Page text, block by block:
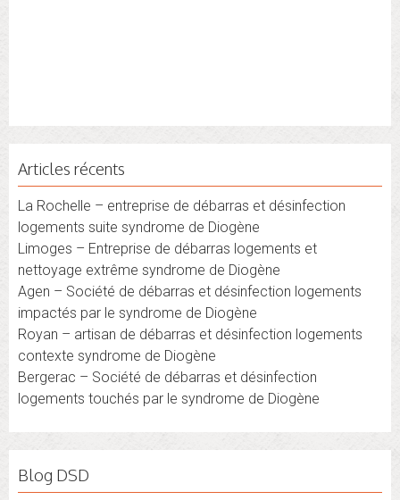
Articles récents
La Rochelle – entreprise de débarras et désinfection
logements suite syndrome de Diogène
Limoges – Entreprise de débarras logements et
nettoyage extrême syndrome de Diogène
Agen – Société de débarras et désinfection logements
impactés par le syndrome de Diogène
Royan – artisan de débarras et désinfection logements
contexte syndrome de Diogène
Bergerac – Société de débarras et désinfection
logements touchés par le syndrome de Diogène
Blog DSD